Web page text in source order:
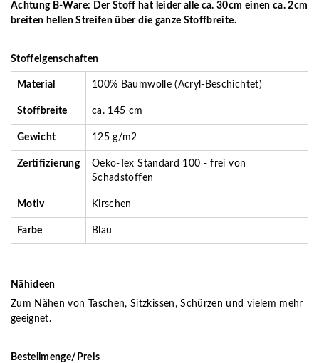
Achtung B-Ware: Der Stoff hat leider alle ca. 30cm einen ca. 2cm
breiten hellen Streifen über die ganze Stoffbreite.
Stoffeigenschaften
Material 100% Baumwolle (Acryl-Beschichtet)
Stoffbreite ca. 145 cm
Gewicht 125 g/m2
Zertifizierung
Oeko-Tex Standard 100 - frei von
Schadstoffen
Motiv Kirschen
Farbe Blau
Nähideen
Zum Nähen von Taschen, Sitzkissen, Schürzen und vielem mehr
geeignet.
Bestellmenge/Preis